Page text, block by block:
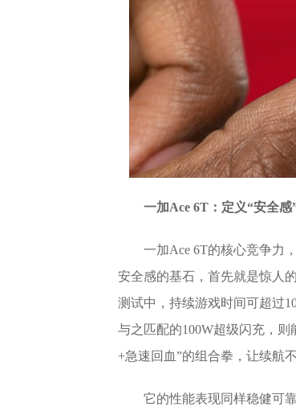
一加Ace 6T：定义“安全
一加Ace 6T的核心竞争力
安全感的基石，首先就是惊人
测试中，持续游戏时间可超过
与之匹配的100W超级闪充，
+急速回血”的组合拳，让续航
它的性能表现同样稳健可